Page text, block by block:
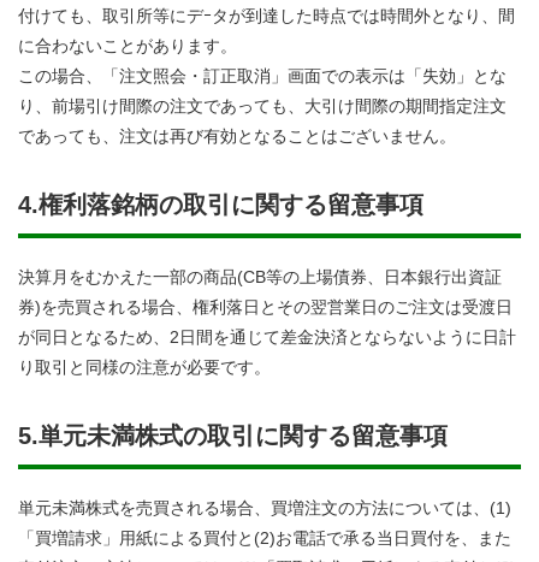
付けても、取引所等にデｰタが到達した時点では時間外となり、間
に合わないことがあります。
この場合、「注文照会・訂正取消」画面での表示は「失効」とな
り、前場引け間際の注文であっても、大引け間際の期間指定注文
であっても、注文は再び有効となることはございません。
4.権利落銘柄の取引に関する留意事項
決算月をむかえた一部の商品(CB等の上場債券、日本銀行出資証
券)を売買される場合、権利落日とその翌営業日のご注文は受渡日
が同日となるため、2日間を通じて差金決済とならないように日計
り取引と同様の注意が必要です。
5.単元未満株式の取引に関する留意事項
単元未満株式を売買される場合、買増注文の方法については、(1)
「買増請求」用紙による買付と(2)お電話で承る当日買付を、また